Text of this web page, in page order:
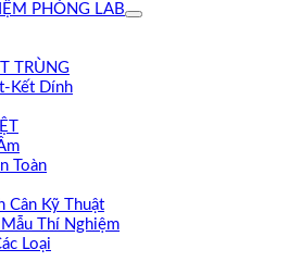
PHÒNG LAB
TRÙNG
Kết Dính
Toàn
Cân Kỹ Thuật
Thí Nghiệm
Loại